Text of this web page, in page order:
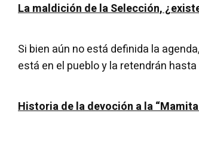
La maldición de la Selección,
Si bien aún no está definida la
está en el pueblo y la retendrán
Historia de la devoción a la